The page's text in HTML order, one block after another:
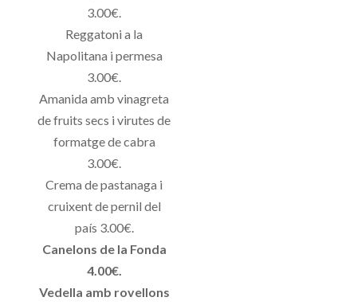
3.00€.
Reggatoni a la
Napolitana i permesa
3.00€.
Amanida amb vinagreta
de fruits secs i virutes de
formatge de cabra
3.00€.
Crema de pastanaga i
cruixent de pernil del
país 3.00€.
Canelons de la Fonda
4.00€.
Vedella amb rovellons